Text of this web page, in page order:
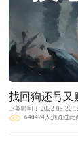
找回狗还号又
上架时间： 2022-05-20
640474人浏览过此